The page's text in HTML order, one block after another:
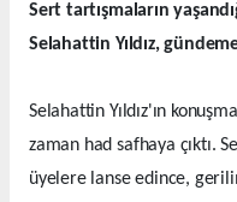
Sert tartışmaların
Selahattin Yıldız,
Selahattin Yıldız'ın
zaman had safhaya çıktı.
üyelere lanse edince,